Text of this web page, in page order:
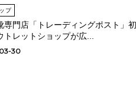
プ
専門店「トレーディングポスト」初
トレットショップが広...
30